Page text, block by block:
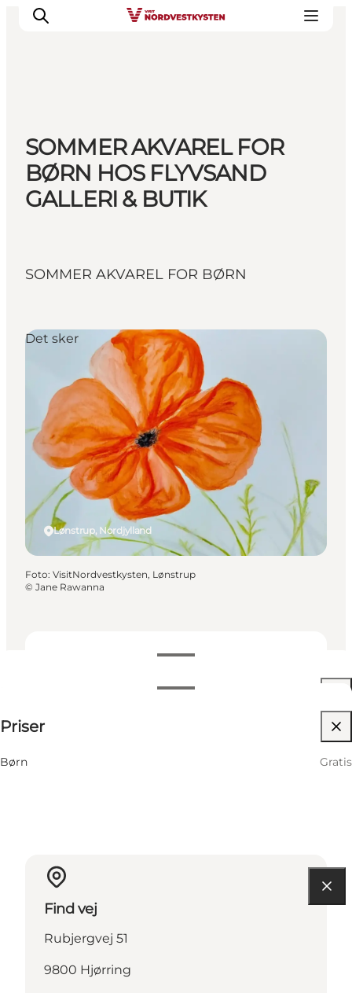
Feriesteder
Inspiration
Handicapvenlig ferie
Events
SOMMER AKVAREL FOR
BØRN HOS FLYVSAND
GALLERI & BUTIK
SOMMER AKVAREL FOR BØRN
8 August
11:00 AM–04:00 PM
Priser
Børn Gratis
Lønstrup, Nordjylland
Det sker
Foto: VisitNordvestkysten, Lønstrup
© Jane Rawanna
Find vej
Rubjergvej 51
9800 Hjørring